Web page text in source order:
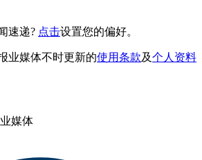
速递? 点击设置您的偏好。
业媒体不时更新的使用条款及个人资料
媒体